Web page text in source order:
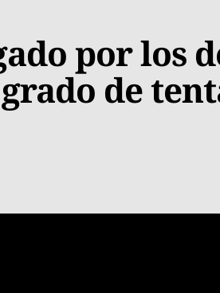
por los
de